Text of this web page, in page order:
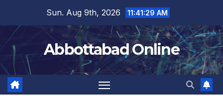
content
Sun. Aug 9th, 2026 11:41:30 AM
Abbottabad Online